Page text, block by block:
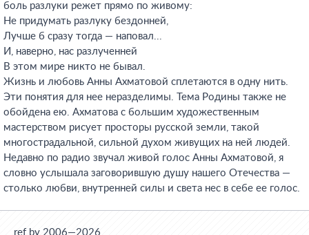
боль разлуки режет прямо по живому:
Не придумать разлуку бездонней,
Лучше б сразу тогда — наповал...
И, наверно, нас разлученней
В этом мире никто не бывал.
Жизнь и любовь Анны Ахматовой сплетаются в одну нить.
Эти понятия для нее неразделимы. Тема Родины также не
обойдена ею. Ахматова с большим художественным
мастерством рисует просторы русской земли, такой
многострадальной, сильной духом живущих на ней людей.
Недавно по радио звучал живой голос Анны Ахматовой, я
словно услышала заговорившую душу нашего Отечества —
столько любви, внутренней силы и света нес в себе ее голос.
ref.by 2006—2026